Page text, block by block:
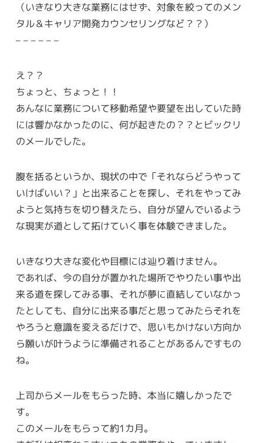
（いきなり大きな業務にはせず、対象を絞ってのメン
タル＆キャリア開発カウンセリングなど？？）
– – – – – –
え？？
ちょっと、ちょっと！！
あんなに業務について移動希望や要望を出していた時
には響かなかったのに、何が起きたの？？とビックリ
のメールでした。
腹を括るというか、現状の中で「それならどうやって
いけばいい？」と出来ることを探し、それをやってみ
ようと気持ちを切り替えたら、自分が望んでいるよう
な現実が道として拓けていく事を体験できました。
いきなり大きな変化や目標には辿り着けません。
であれば、今の自分が置かれた場所でやりたい事や出
来る道を探してみる事、それが夢に直結していなかっ
たとしても、自分に出来る事だと思ってみたらそれを
やろうと意識を変えるだけで、思いもかけない方向か
ら願いが叶うように準備されることがあるんですもの
ね。
上司からメールをもらった時、本当に嬉しかったで
す。
このメールをもらって約1カ月。